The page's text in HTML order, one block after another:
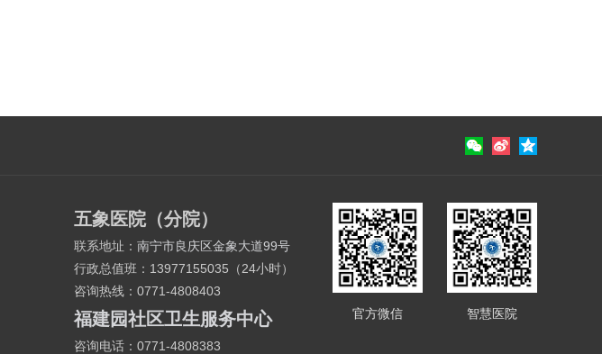
五象医院（分院）
联系地址： 南宁市良庆区金象大道99号
行政总值班： 13977155035（24小时）
咨询热线： 0771-4808403
福建园社区卫生服务中心
咨询电话： 0771-4808383
官方微信 智慧医院